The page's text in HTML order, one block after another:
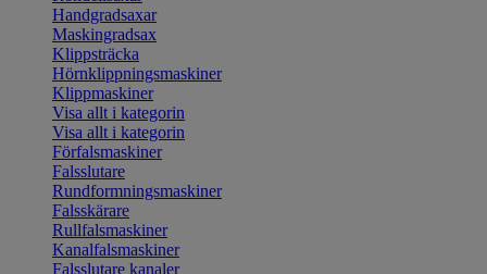
Handgradsaxar
Maskingradsax
Klippsträcka
Hörnklippningsmaskiner
Klippmaskiner
Visa allt i kategorin
Visa allt i kategorin
Förfalsmaskiner
Falsslutare
Rundformningsmaskiner
Falsskärare
Rullfalsmaskiner
Kanalfalsmaskiner
Falsslutare kanaler